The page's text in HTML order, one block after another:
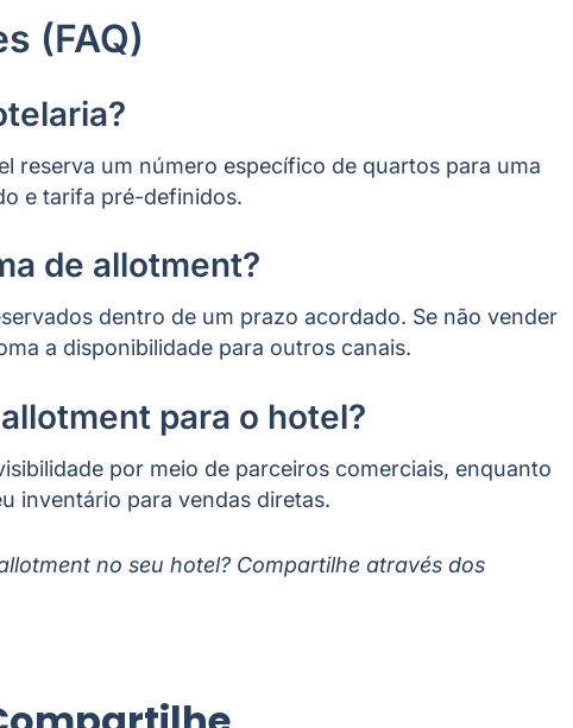
(FAQ)
reserva um número específico de quartos para uma
e tarifa pré-definidos.
de allotment?
dentro de um prazo acordado. Se não vender
a disponibilidade para outros canais.
para o hotel?
por meio de parceiros comerciais, enquanto
inventário para vendas diretas.
no seu hotel? Compartilhe através dos